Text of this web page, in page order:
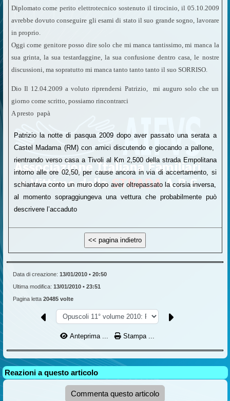
Diplomato come perito elettrotecnico sostenuto il tirocinio, il 05.10.2009
avrebbe dovuto conseguire gli esami di stato il suo grande sogno, lavorare
in proprio.
Oggi come genitore posso dire solo che mi manca tantissimo, mi manca la
sua grinta, la sua testardaggine, la sua confusione dentro casa, le nostre
discussioni, ma sopratutto mi manca tanto tanto tanto il suo SORRISO.
Dio Il 12.04.2009 a voluto riprendersi Patrizio, mi auguro solo che un
giorno come scritto, possiamo rincontrarci
A presto papà
Patrizio la notte di pasqua 2009 dopo aver passato una serata a
Castel Madama (RM) con amici discutendo e giocando a pallone,
rientrando verso casa a Tivoli al Km 2,500 della strada Empolitana
intorno alle ore 02,50, per cause ancora in via di accertamento, si
schiantava conto un muro dopo aver oltrepassato la corsia inversa,
al momento sopraggiungeva una vettura che probabilmente può
descrivere l’accaduto
Data di creazione: 13/01/2010 • 20:50
Ultima modifica: 13/01/2010 • 23:51
Pagina letta 20485 volte
Anteprima ... Stampa ...
Reazioni a questo articolo
Commenta questo articolo